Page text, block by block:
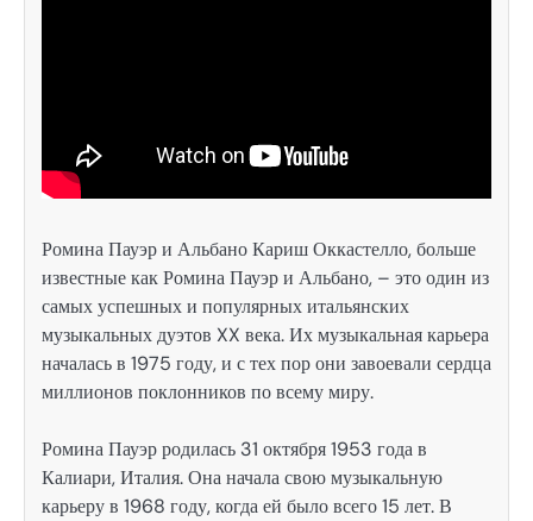
Ромина Пауэр и Альбано Кариш Оккастелло, больше
известные как Ромина Пауэр и Альбано, – это один из
самых успешных и популярных итальянских
музыкальных дуэтов XX века. Их музыкальная карьера
началась в 1975 году, и с тех пор они завоевали сердца
миллионов поклонников по всему миру.
Ромина Пауэр родилась 31 октября 1953 года в
Калиари, Италия. Она начала свою музыкальную
карьеру в 1968 году, когда ей было всего 15 лет. В